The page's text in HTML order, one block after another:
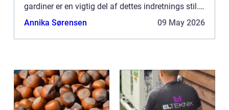
gardiner er en vigtig del af dettes indretnings stil.
Passer gardiner eller persienner ikke til resten af
Annika Sørensen 09 May 2026